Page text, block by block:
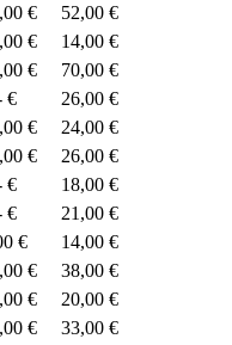
€
52,00 €
€
14,00 €
€
70,00 €
€
26,00 €
€
24,00 €
€
26,00 €
€
18,00 €
€
21,00 €
€
14,00 €
€
38,00 €
€
20,00 €
€
33,00 €